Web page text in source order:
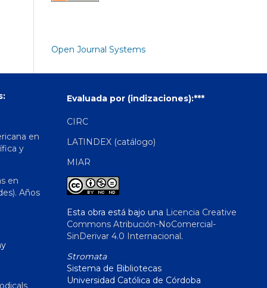
Open Journal Systems
en
y
en
Años
Evaluada por (indizaciones):***
CIRC
LATINDEX (catálogo)
MIAR
Esta obra está bajo una Licencia Creative
Commons Atribución-NoComercial-
SinDerivar 4.0 Internacional.
Stromata
Sistema de Bibliotecas
Universidad Católica de Córdoba